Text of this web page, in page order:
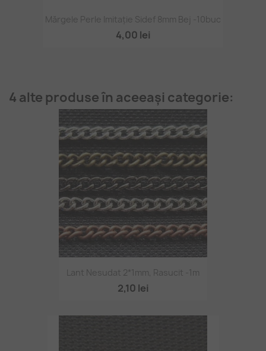
Mărgele Perle Imitație Sidef 8mm Bej -10buc
4,00 lei
4 alte produse în aceeași categorie:
Lant Nesudat 2*1mm, Rasucit -1m
2,10 lei